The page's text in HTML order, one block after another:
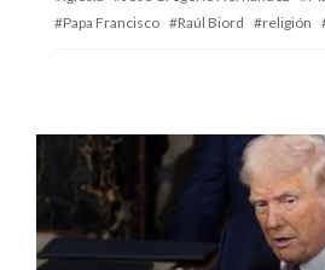
Papa Francisco
Raúl Biord religión